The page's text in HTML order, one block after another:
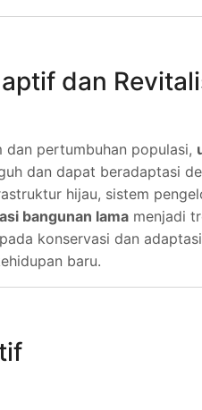
dan
dan pertumbuhan populasi,
dan dapat beradaptasi
hijau, sistem
bangunan lama menjadi
konservasi dan
baru.